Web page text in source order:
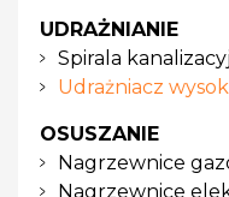
UDRAŻNIANIE
Spirala
Udrażniacz
OSUSZANIE
Nagrzewnice
Nagrzewnice